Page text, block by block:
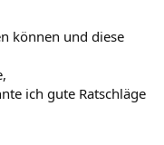
können und diese
ich gute Ratschläge